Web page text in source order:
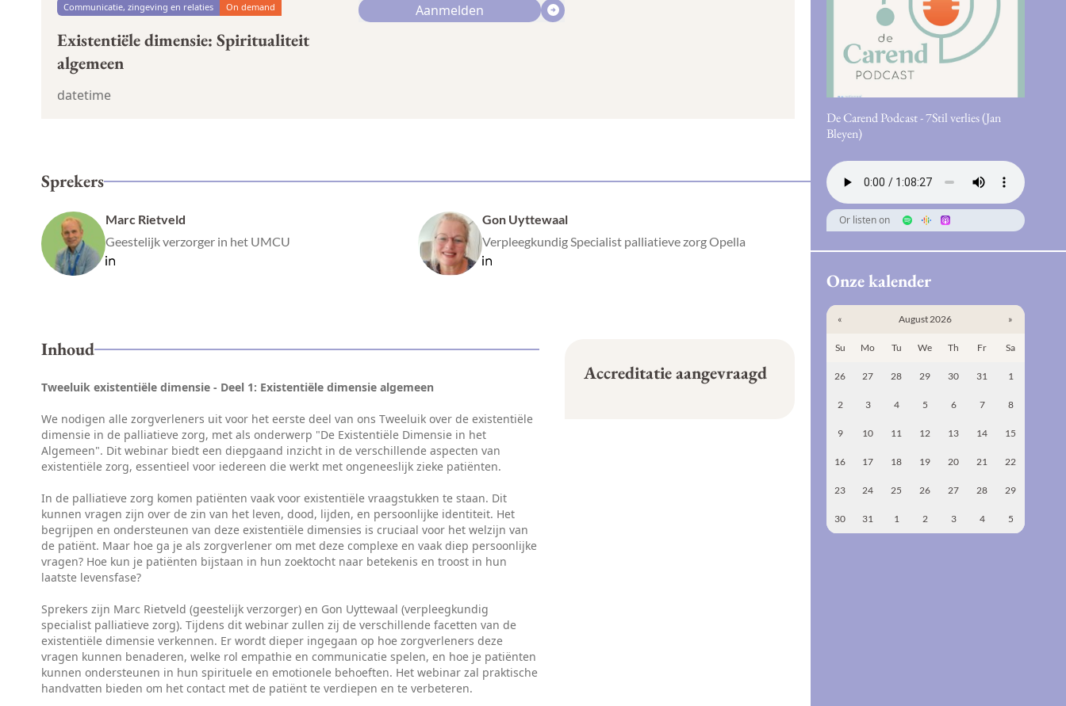
Communicatie, zingeving en relaties On demand
Existentiële dimensie: Spiritualiteit
algemeen
datetime
Aanmelden
Sprekers
Marc Rietveld
Geestelijk verzorger in het UMCU
Gon Uyttewaal
Verpleegkundig Specialist palliatieve zorg Opella
Inhoud
Tweeluik existentiële dimensie - Deel 1: Existentiële dimensie algemeen
We nodigen alle zorgverleners uit voor het eerste deel van ons Tweeluik over de existentiële
dimensie in de palliatieve zorg, met als onderwerp "De Existentiële Dimensie in het
Algemeen". Dit webinar biedt een diepgaand inzicht in de verschillende aspecten van
existentiële zorg, essentieel voor iedereen die werkt met ongeneeslijk zieke patiënten.
In de palliatieve zorg komen patiënten vaak voor existentiële vraagstukken te staan. Dit
kunnen vragen zijn over de zin van het leven, dood, lijden, en persoonlijke identiteit. Het
begrijpen en ondersteunen van deze existentiële dimensies is cruciaal voor het welzijn van
de patiënt. Maar hoe ga je als zorgverlener om met deze complexe en vaak diep persoonlijke
vragen? Hoe kun je patiënten bijstaan in hun zoektocht naar betekenis en troost in hun
laatste levensfase?
Sprekers zijn Marc Rietveld (geestelijk verzorger) en Gon Uyttewaal (verpleegkundig
specialist palliatieve zorg). Tijdens dit webinar zullen zij de verschillende facetten van de
existentiële dimensie verkennen. Er wordt dieper ingegaan op hoe zorgverleners deze
vragen kunnen benaderen, welke rol empathie en communicatie spelen, en hoe je patiënten
kunnen ondersteunen in hun spirituele en emotionele behoeften. Het webinar zal praktische
handvatten bieden om het contact met de patiënt te verdiepen en te verbeteren.
Accreditatie aangevraagd
De Carend Podcast - 7Stil verlies (Jan
Bleyen)
Or listen on
Onze kalender
« August 2026 »
Su Mo Tu We Th Fr Sa
26 27 28 29 30 31 1
2 3 4 5 6 7 8
9 10 11 12 13 14 15
16 17 18 19 20 21 22
23 24 25 26 27 28 29
30 31 1 2 3 4 5